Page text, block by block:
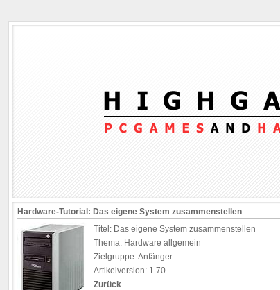
Hardware-Tutorial: Das eigene System zusammenstellen
Titel: Das eigene System zusammenstellen
Thema: Hardware allgemein
Zielgruppe: Anfänger
Artikelversion: 1.70
Zurück